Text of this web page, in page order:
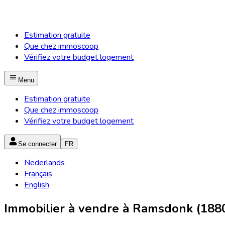
Estimation gratuite
Que chez immoscoop
Vérifiez votre budget logement
Menu
Estimation gratuite
Que chez immoscoop
Vérifiez votre budget logement
Se connecter FR
Nederlands
Français
English
Immobilier à vendre à Ramsdonk